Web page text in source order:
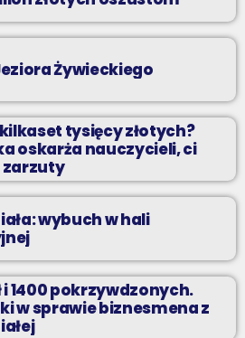
Żywieckiego
tysięcy złotych?
oskarża nauczycieli, ci
zarzuty
wybuch w hali
i 1400 pokrzywdzonych.
w sprawie biznesmena z